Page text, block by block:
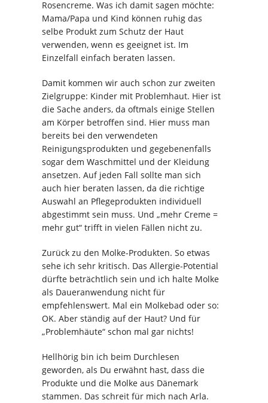
Rosencreme. Was ich damit sagen möchte:
Mama/Papa und Kind können ruhig das
selbe Produkt zum Schutz der Haut
verwenden, wenn es geeignet ist. Im
Einzelfall einfach beraten lassen.
Damit kommen wir auch schon zur zweiten
Zielgruppe: Kinder mit Problemhaut. Hier ist
die Sache anders, da oftmals einige Stellen
am Körper betroffen sind. Hier muss man
bereits bei den verwendeten
Reinigungsprodukten und gegebenenfalls
sogar dem Waschmittel und der Kleidung
ansetzen. Auf jeden Fall sollte man sich
auch hier beraten lassen, da die richtige
Auswahl an Pflegeprodukten individuell
abgestimmt sein muss. Und „mehr Creme =
mehr gut“ trifft in vielen Fällen nicht zu.
Zurück zu den Molke-Produkten. So etwas
sehe ich sehr kritisch. Das Allergie-Potential
dürfte beträchtlich sein und ich halte Molke
als Daueranwendung nicht für
empfehlenswert. Mal ein Molkebad oder so:
OK. Aber ständig auf der Haut? Und für
„Problemhäute“ schon mal gar nichts!
Hellhörig bin ich beim Durchlesen
geworden, als Du erwähnt hast, dass die
Produkte und die Molke aus Dänemark
stammen. Das schreit für mich nach Arla.